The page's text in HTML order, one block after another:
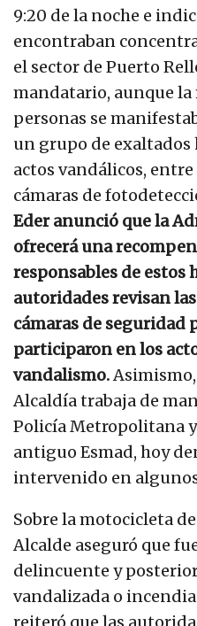
9:20 de la noche e
encontraban
el sector de Puerto
mandatario, aunque la
personas se
un grupo de
actos vandálicos,
cámaras de
Eder anunció que la
ofrecerá una
responsables de estos
autoridades revisan
cámaras de seguridad
participaron en los
vandalismo.
Alcaldía trabaja de
Policía Metropolitana
antiguo Esmad, hoy
intervenido en
Sobre la motocicleta
Alcalde aseguró que
delincuente y
vandalizada o